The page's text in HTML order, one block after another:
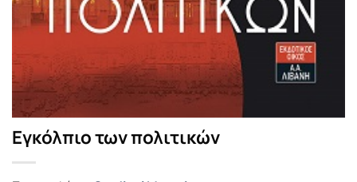
Εγκόλπιο των πολιτικών